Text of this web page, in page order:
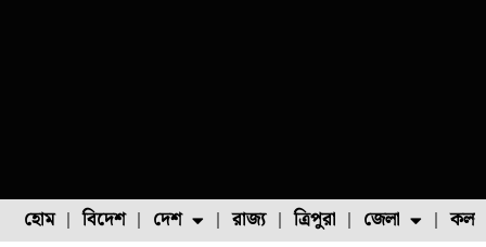
হোম বিদেশ দেশ রাজ্য ত্রিপুরা জেলা